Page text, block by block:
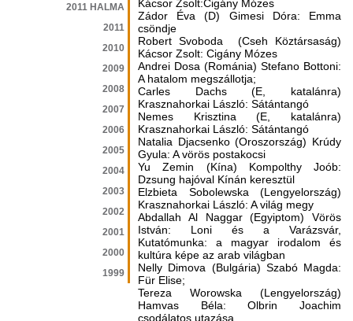
2011 HALMA
2011
2010
2009
2008
2007
2006
2005
2004
2003
2002
2001
2000
1999
Kácsor Zsolt:Cigány Mózes
Zádor Éva (D) Gimesi Dóra: Emma
csöndje
Robert Svoboda (Cseh Köztársaság)
Kácsor Zsolt: Cigány Mózes
Andrei Dosa (Románia) Stefano Bottoni:
A hatalom megszállotja;
Carles Dachs (E, katalánra)
Krasznahorkai László: Sátántangó
Nemes Krisztina (E, katalánra)
Krasznahorkai László: Sátántangó
Natalia Djacsenko (Oroszország) Krúdy
Gyula: A vörös postakocsi
Yu Zemin (Kína) Kompolthy Joób:
Dzsung hajóval Kínán keresztül
Elzbieta Sobolewska (Lengyelország)
Krasznahorkai László: A világ megy
Abdallah Al Naggar (Egyiptom) Vörös
István: Loni és a Varázsvár,
Kutatómunka: a magyar irodalom és
kultúra képe az arab világban
Nelly Dimova (Bulgária) Szabó Magda:
Für Elise;
Tereza Worowska (Lengyelország)
Hamvas Béla: Olbrin Joachim
csodálatos utazása